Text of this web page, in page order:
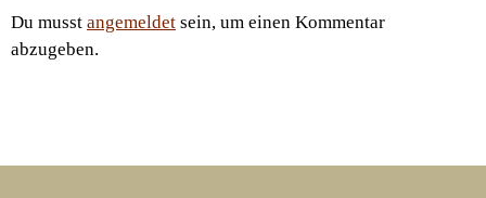
Du musst angemeldet sein, um einen Kommentar
abzugeben.